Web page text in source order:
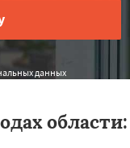
данных
области: